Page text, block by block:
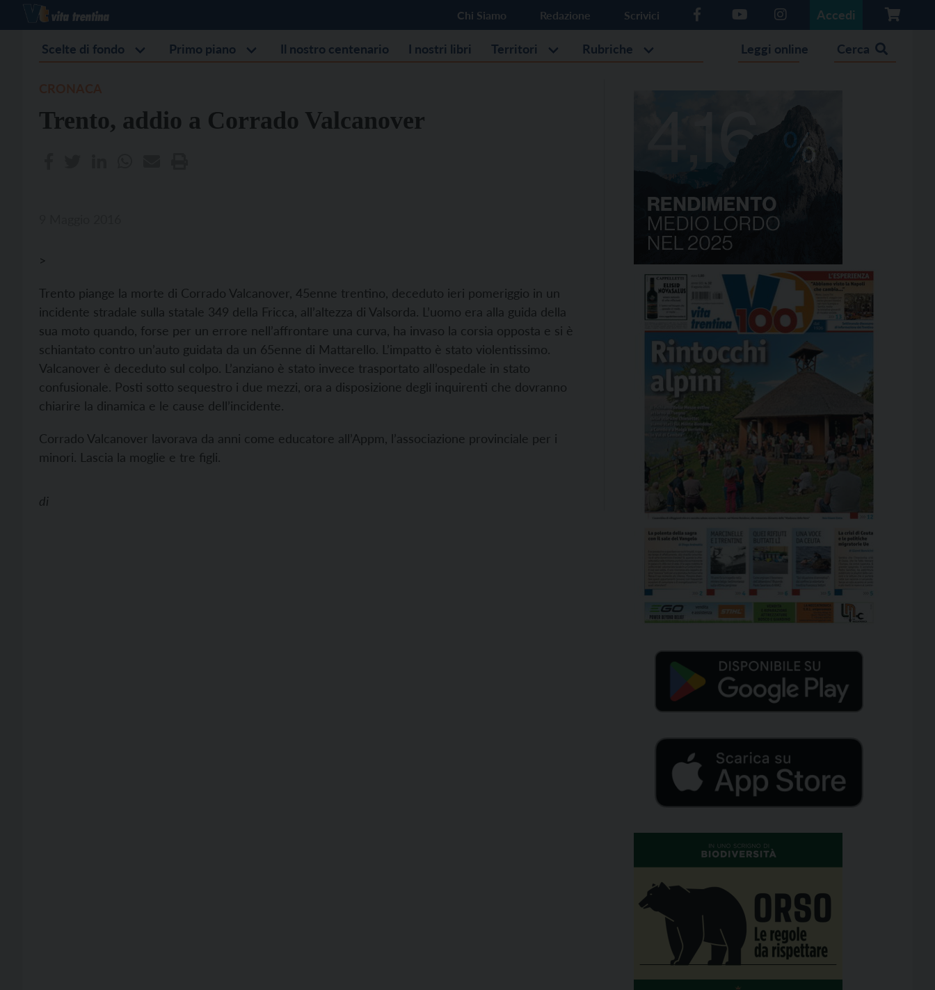
Chi Siamo Redazione Scrivici Accedi
Scelte di fondo Primo piano Il nostro centenario I nostri libri Territori Rubriche Leggi online Cerca
Trento, addio a Corrado Valcanover
>
Trento piange la morte di Corrado Valcanover, 45enne trentino, deceduto ieri pomeriggio in un
incidente stradale sulla statale 349 della Fricca, all’altezza di Valsorda. L’uomo era alla guida della
sua moto quando, forse per un errore nell’affrontare una curva, ha invaso la corsia opposta e si è
schiantato contro un’auto guidata da un 65enne di Mattarello. L’impatto è stato violentissimo.
Valcanover è deceduto sul colpo. L’anziano è stato invece trasportato all’ospedale in stato
confusionale. Posti sotto sequestro i due mezzi, ora a disposizione degli inquirenti che dovranno
chiarire la dinamica e le cause dell’incidente.
Corrado Valcanover lavorava da anni come educatore all’Appm, l’associazione provinciale per i
minori. Lascia la moglie e tre figli.
di